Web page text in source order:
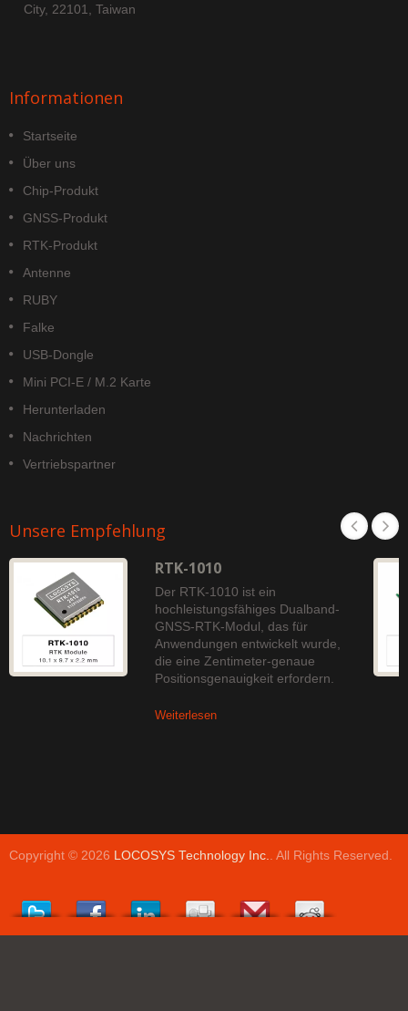
City, 22101, Taiwan
Informationen
Startseite
Über uns
Chip-Produkt
GNSS-Produkt
RTK-Produkt
Antenne
RUBY
Falke
USB-Dongle
Mini PCI-E / M.2 Karte
Herunterladen
Nachrichten
Vertriebspartner
Unsere Empfehlung
RTK-1010
Der RTK-1010 ist ein
hochleistungsfähiges Dualband-
GNSS-RTK-Modul, das für
Anwendungen entwickelt wurde,
die eine Zentimeter-genaue
Positionsgenauigkeit erfordern.
Weiterlesen
Copyright © 2026 LOCOSYS Technology Inc.. All Rights Reserved.